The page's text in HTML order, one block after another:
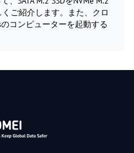
ご紹介します。また、クロ
コンピューターを起動する